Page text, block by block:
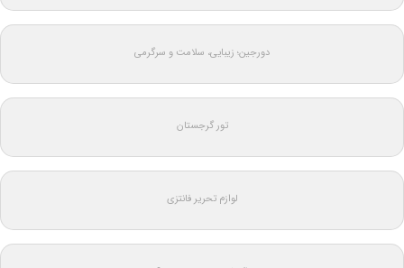
دورجین؛ زیبایی، سلامت و سرگرمی
تور گرجستان
لوازم تحریر فانتزی